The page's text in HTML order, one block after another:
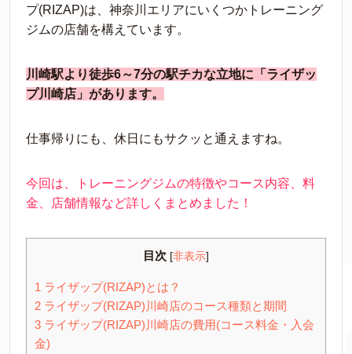
プ(RIZAP)は、神奈川エリアにいくつかトレーニング
ジムの店舗を構えています。
川崎駅より徒歩6～7分の駅チカな立地に「ライザッ
プ川崎店」があります。
仕事帰りにも、休日にもサクッと通えますね。
今回は、トレーニングジムの特徴やコース内容、料
金、店舗情報など詳しくまとめました！
目次 [非表示]
1 ライザップ(RIZAP)とは？
2 ライザップ(RIZAP)川崎店のコース種類と期間
3 ライザップ(RIZAP)川崎店の費用(コース料金・入会
金)